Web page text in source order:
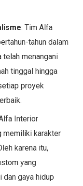
: Tim Alfa
tahun dalam
menangani
tinggal hingga
proyek
Interior
memiliki karakter
karena itu,
yang
gaya hidup